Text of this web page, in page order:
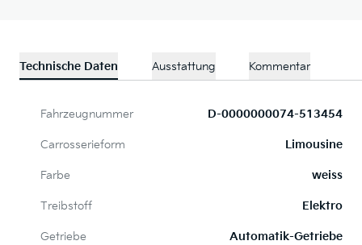
Technische Daten Ausstattung Kommentar
Fahrzeugnummer D-0000000074-513454
Carrosserieform Limousine
Farbe weiss
Treibstoff Elektro
Getriebe Automatik-Getriebe